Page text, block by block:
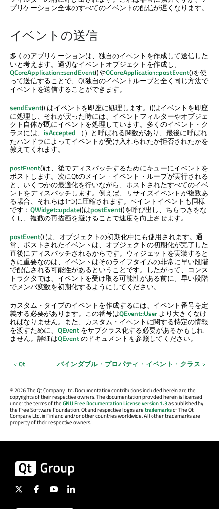
プリケーション全体のすべてのイベントの配信が遅くなります。
イベントの送信
多くのアプリケーションは、独自のイベントを作成して送信した
いと考えます。適切なイベントオブジェクトを作成し、
QCoreApplication::sendEvent()やQCoreApplication::postEvent()を使
って送信することで、Qt独自のイベントループと全く同じ方法で
イベントを送信することができます。
sendEvent() はイベントを即座に処理します。()はイベントを即座
に処理し、それが戻った時には、イベントフィルターやオブジェ
クト自体が既にイベントを処理しています。多くのイベント・ク
ラスには、 isAccepted （）と呼ばれる関数があり、最後に呼ばれ
たハンドラによってイベントが受け入れられたか拒否されたかを
教えてくれます。
postEvent()は、後でディスパッチするためにキューにイベントを
ポストします。次にQtのメイン・イベント・ループが実行される
と、いくつかの最適化を行いながら、ポストされたすべてのイベ
ントをディスパッチします。例えば、リサイズイベントが複数あ
る場合、それらは1つに圧縮されます。ペイントイベントも同様
です： QWidget::update()はpostEvent()を呼び出し、ちらつきをな
くし、複数の再描画を避けることで速度を向上させます。
postEvent() は、オブジェクトの初期化中にも使用されます。通
常、ポストされたイベントは、オブジェクトの初期化が完了した
直後にディスパッチされるからです。ウィジェットを実装すると
きに重要なのは、イベントはそのライフタイムの非常に早い段階
で配信される可能性があるということです。したがって、コンス
トラクタでは、イベントを受け取る可能性がある前に、早い段階
でメンバ変数を初期化するようにしてください。
カスタム・タイプのイベントを作成するには、イベント番号を定
義する必要があります。この番号はQEvent::Userより大きくなけ
ればなりません。また、カスタム・イベントに関する特定の情報
を渡すために、 QEventをサブクラス化する必要があるかもしれ
ません。詳細はQEventのドキュメントを参照してください。
Qt バインダブル・プロパティ・イベント・クラス
©2026 The Qt Company Ltd. Documentation contributions included herein are the
copyrights of their respective owners. The documentation provided herein is licensed
under the terms of theGNU Free Documentation License version 1.3as published by
the Free Software Foundation. Qt and respective logos aretrademarksof The Qt
Company Ltd. in Finland and/or other countries worldwide. All other trademarks are
property of their respective owners.